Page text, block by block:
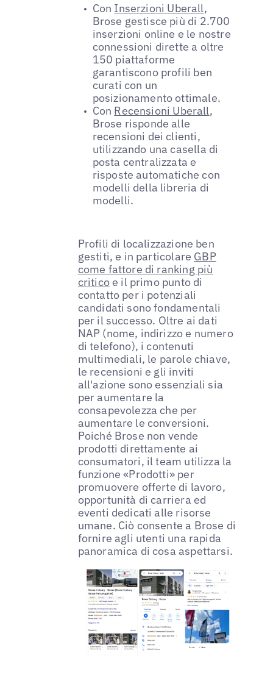
Con Inserzioni Uberall,
Brose gestisce più di 2.700
inserzioni online e le nostre
connessioni dirette a oltre
150 piattaforme
garantiscono profili ben
curati con un
posizionamento ottimale.
Con Recensioni Uberall,
Brose risponde alle
recensioni dei clienti,
utilizzando una casella di
posta centralizzata e
risposte automatiche con
modelli della libreria di
modelli.
Profili di localizzazione ben
gestiti, e in particolare GBP
come fattore di ranking più
criticoe il primo punto di
contatto per i potenziali
candidati sono fondamentali
per il successo. Oltre ai dati
NAP (nome, indirizzo e numero
di telefono), i contenuti
multimediali, le parole chiave,
le recensioni e gli inviti
all'azione sono essenziali sia
per aumentare la
consapevolezza che per
aumentare le conversioni.
Poiché Brose non vende
prodotti direttamente ai
consumatori, il team utilizza la
funzione «Prodotti» per
promuovere offerte di lavoro,
opportunità di carriera ed
eventi dedicati alle risorse
umane. Ciò consente a Brose di
fornire agli utenti una rapida
panoramica di cosa aspettarsi.